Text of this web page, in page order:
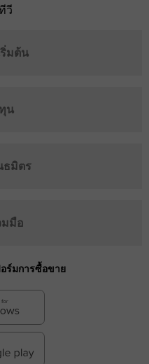
วี
มต้น
น
ธมิตร
มือ
ร์มการซื้อขาย